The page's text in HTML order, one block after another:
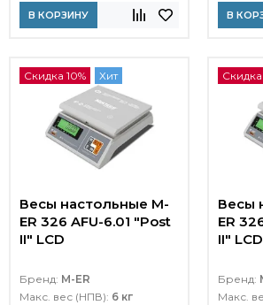
В КОРЗИНУ В
Скидка 10% Хит
Весы настольные M-
ER 326 AFU-6.01 "Post
II" LCD
Бренд: M-ER
Макс. вес (НПВ): 6 кг
Скидка
Весы
ER
II" LCD
Бренд:
Макс.